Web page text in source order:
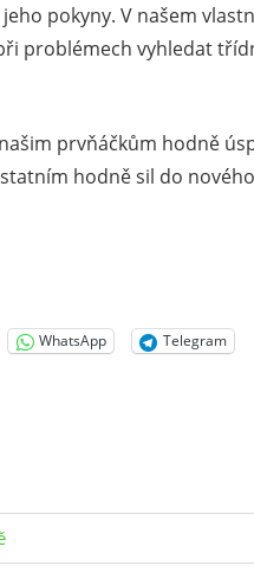
pokyny. V našem
problémech vyhledat
prvňáčkům hodně
hodně sil do
WhatsApp Telegram